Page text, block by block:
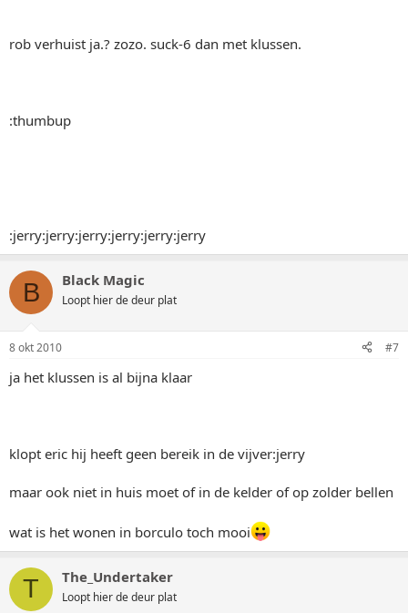
rob verhuist ja.? zozo. suck-6 dan met klussen.
:thumbup
:jerry:jerry:jerry:jerry:jerry:jerry
B Black Magic
Loopt hier de deur plat
8 okt 2010 #7
ja het klussen is al bijna klaar
klopt eric hij heeft geen bereik in de vijver:jerry
maar ook niet in huis moet of in de kelder of op zolder bellen
wat is het wonen in borculo toch mooi
T The_Undertaker
Loopt hier de deur plat